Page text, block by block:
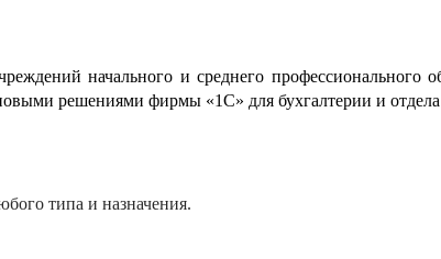
начального и среднего профессионального
решениями фирмы «1С» для бухгалтерии и отдела
типа и назначения.